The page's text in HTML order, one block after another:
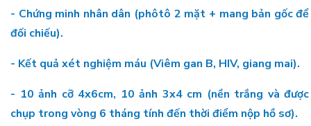
- Chứng minh nhân dân (phôtô 2 mặt + mang bản gốc để
đối chiếu).
- Kết quả xét nghiệm máu (Viêm gan B, HIV, giang mai).
- 10 ảnh cỡ 4x6cm, 10 ảnh 3x4 cm (nền trắng và được
chụp trong vòng 6 tháng tính đến thời điểm nộp hồ sơ).